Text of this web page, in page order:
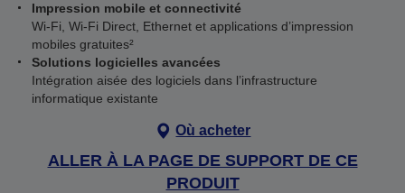
Impression mobile et connectivité
Wi-Fi, Wi-Fi Direct, Ethernet et applications d’impression
mobiles gratuites²
Solutions logicielles avancées
Intégration aisée des logiciels dans l’infrastructure
informatique existante
Où acheter
ALLER À LA PAGE DE SUPPORT DE CE
PRODUIT